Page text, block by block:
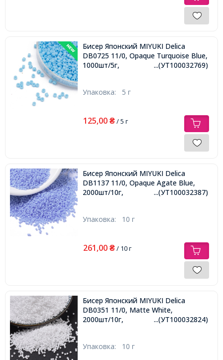
Бисер Японский MIYUKI Delica
DB0725 11/0, Opaque Turquoise Blue,
1000шт/5г,
...(УТ100032769)
Упаковка: 5 г
125,00 ₴/ 5 г
Бисер Японский MIYUKI Delica
DB1137 11/0, Opaque Agate Blue,
2000шт/10г,
...(УТ100032387)
Упаковка: 10 г
261,00 ₴/ 10 г
Бисер Японский MIYUKI Delica
DB0351 11/0, Matte White,
2000шт/10г,
...(УТ100032824)
Упаковка: 10 г